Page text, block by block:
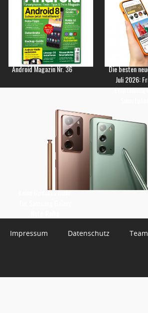
Android Magazin Nr. 36
Die besten
Juli 2026:
Keine Updates mehr
Impressum Datenschutz Team